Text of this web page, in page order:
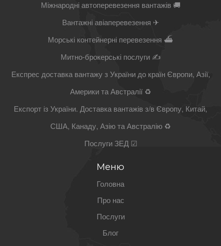
Міжнародні автоперевезення вантажів 🚚
Вантажні авіаперевезення ✈
Морські контейнерні перевезення ⛴
Митно-брокерські послуги ✍
Експрес доставка вантажу з України до країн Європи, Азії,
Америки та Австралії ♻
Експорт із України. Доставка вантажів з/в Європу, Китай,
США, Канаду, Азію та Австралію ♻
Послуги ЗЕД ☑
Меню
Головна
Про нас
Послуги
Блог